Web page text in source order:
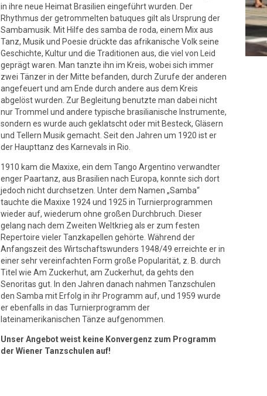
in ihre neue Heimat Brasilien eingeführt wurden. Der
Rhythmus der getrommelten batuques gilt als Ursprung der
Sambamusik. Mit Hilfe des samba de roda, einem Mix aus
Tanz, Musik und Poesie drückte das afrikanische Volk seine
Geschichte, Kultur und die Traditionen aus, die viel von Leid
geprägt waren. Man tanzte ihn im Kreis, wobei sich immer
zwei Tänzer in der Mitte befanden, durch Zurufe der anderen
angefeuert und am Ende durch andere aus dem Kreis
abgelöst wurden. Zur Begleitung benutzte man dabei nicht
nur Trommel und andere typische brasilianische Instrumente,
sondern es wurde auch geklatscht oder mit Besteck, Gläsern
und Tellern Musik gemacht. Seit den Jahren um 1920 ist er
der Haupttanz des Karnevals in Rio.
1910 kam die Maxixe, ein dem Tango Argentino verwandter
enger Paartanz, aus Brasilien nach Europa, konnte sich dort
jedoch nicht durchsetzen. Unter dem Namen „Samba“
tauchte die Maxixe 1924 und 1925 in Turnierprogrammen
wieder auf, wiederum ohne großen Durchbruch. Dieser
gelang nach dem Zweiten Weltkrieg als er zum festen
Repertoire vieler Tanzkapellen gehörte. Während der
Anfangszeit des Wirtschaftswunders 1948/49 erreichte er in
einer sehr vereinfachten Form große Popularität, z. B. durch
Titel wie Am Zuckerhut, am Zuckerhut, da gehts den
Senoritas gut. In den Jahren danach nahmen Tanzschulen
den Samba mit Erfolg in ihr Programm auf, und 1959 wurde
er ebenfalls in das Turnierprogramm der
lateinamerikanischen Tänze aufgenommen.
Unser Angebot weist keine Konvergenz zum Programm
der Wiener Tanzschulen auf!